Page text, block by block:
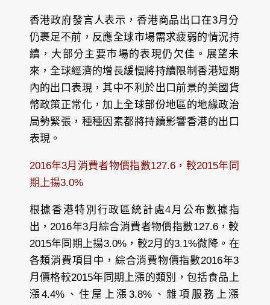
香港政府發言人表示，香港商品出口在3月分
仍裹足不前，反應全球市場需求疲弱的情況持
續，大部分主要市場的表現仍欠佳。展望未
來，全球經濟的增長緩慢將持續限制香港短期
內的出口表現，其中不利於出口前景的美國貨
幣政策正常化，加上全球部份地區的地緣政治
局勢緊張，種種因素都將持續影響香港的出口
表現。
2016年3月消費者物價指數127.6，較2015年同
期上揚3.0%
根據香港特別行政區統計處4月公布數據指
出，2016年3月綜合消費者物價指數127.6，較
2015年同期上揚3.0%，較2月的3.1%微降。在
各類消費項目中，綜合消費物價指數2016年3
月價格較2015年同期上漲的類別，包括食品上
漲4.4%、住屋上漲3.8%、雜項服務上漲